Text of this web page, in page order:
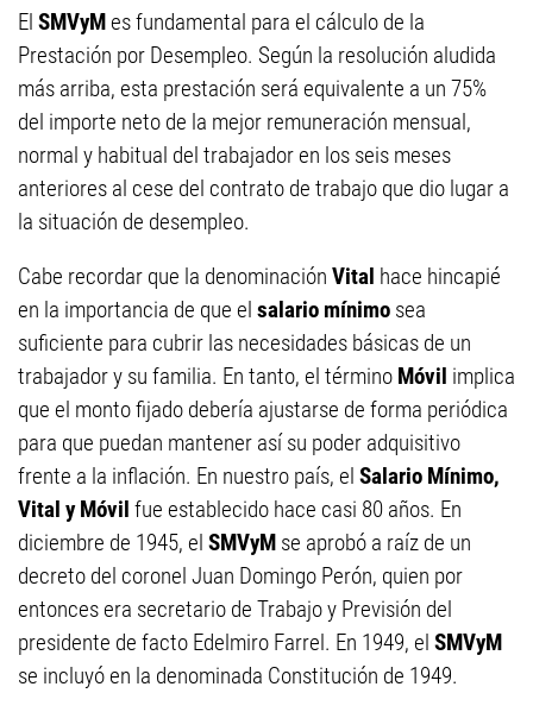
El SMVyMes fundamental para el cálculo de la
Prestación por Desempleo. Según la resolución aludida
más arriba, esta prestación será equivalente a un 75%
del importe neto de la mejor remuneración mensual,
normal y habitual del trabajador en los seis meses
anteriores al cese del contrato de trabajo que dio lugar a
la situación de desempleo.
Cabe recordar que la denominación Vital hace hincapié
en la importancia de que el salario mínimo sea
suficiente para cubrir las necesidades básicas de un
trabajador y su familia. En tanto, el término Móvil implica
que el monto fijado debería ajustarse de forma periódica
para que puedan mantener así su poder adquisitivo
frente a la inflación. En nuestro país, el Salario Mínimo,
Vital y Móvil fue establecido hace casi 80 años. En
diciembre de 1945, el SMVyM se aprobó a raíz de un
decreto del coronel Juan Domingo Perón, quien por
entonces era secretario de Trabajo y Previsión del
presidente de facto Edelmiro Farrel. En 1949, el SMVyM
se incluyó en la denominada Constitución de 1949.